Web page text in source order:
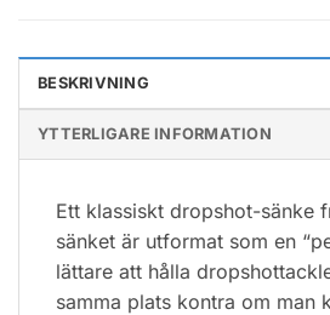
BESKRIVNING
YTTERLIGARE INFORMATION
Ett klassiskt dropshot-sänke
sänket är utformat som en
lättare att hålla
samma plats kontra om man